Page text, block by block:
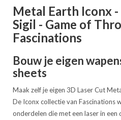
Metal Earth Iconx
Sigil - Game of
Fascinations
Bouw je eigen
sheets
Maak zelf je eigen 3D Laser Cut
De Iconx collectie van Fascinations
onderdelen die met een laser in een